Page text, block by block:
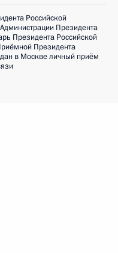
Российской
Президента
Президента Российской
Президента
в Москве личный приём